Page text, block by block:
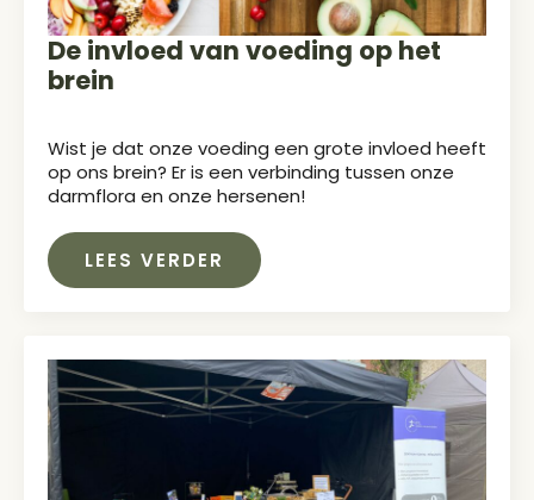
De invloed van voeding op het
brein
Wist je dat onze voeding een grote invloed heeft
op ons brein? Er is een verbinding tussen onze
darmflora en onze hersenen!
LEES VERDER